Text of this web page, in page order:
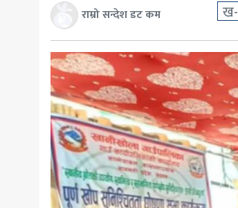
मनोरञ्जन
राम्रो सन्देश डट कम ख-